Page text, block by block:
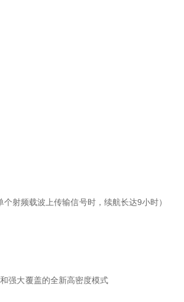
射频载波上传输信号时，续航长达9小时）
强大覆盖的全新高密度模式